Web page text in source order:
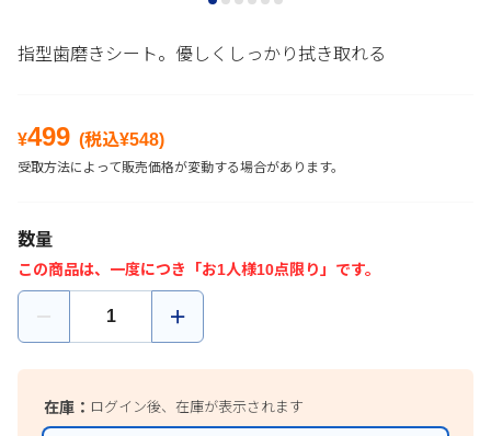
指型歯磨きシート。優しくしっかり拭き取れる
¥499 (税込¥548)
受取方法によって販売価格が変動する場合があります。
数量
この商品は、一度につき「お1人様10点限り」です。
在庫： ログイン後、在庫が表示されます